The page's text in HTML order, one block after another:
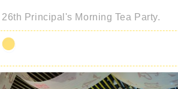
Principal's Morning Tea Party.